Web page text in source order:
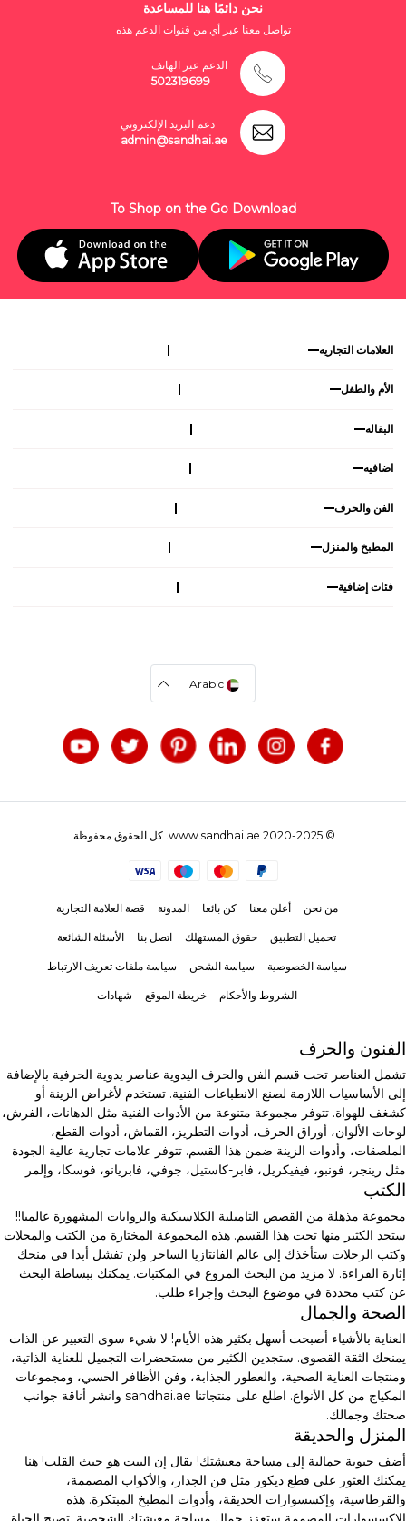
نحن دائمًا هنا للمساعدة
تواصل معنا عبر أي من قنوات الدعم هذه
الدعم عبر الهاتف
502319699
دعم البريد الإلكتروني
admin@sandhai.ae
To Shop on the Go Download
العلامات التجاريه
الأم والطفل
البقاله
اضافيه
الفن والحرف
المطبخ والمنزل
فئات إضافية
Arabic
© 2020-2025 www.sandhai.ae. كل الحقوق محفوظة.
من نحن أعلن معنا كن بائعا المدونة قصة العلامة التجارية
تحميل التطبيق حقوق المستهلك اتصل بنا الأسئلة الشائعة
سياسة الخصوصية سياسة الشحن سياسة ملفات تعريف الارتباط
الشروط والأحكام خريطة الموقع شهادات
الفنون والحرف
تشمل العناصر تحت قسم الفن والحرف اليدوية عناصر يدوية الحرفية بالإضافة
إلى الأساسيات اللازمة لصنع الانطباعات الفنية. تستخدم لأغراض الزينة أو
كشغف للهواة. تتوفر مجموعة متنوعة من الأدوات الفنية مثل الدهانات، الفرش،
لوحات الألوان، أوراق الحرف، أدوات التطريز، القماش، أدوات القطع،
الملصقات، وأدوات الزينة ضمن هذا القسم. تتوفر علامات تجارية عالية الجودة
مثل رينجر، فونبو، فيفيكريل، فابر-كاستيل، جوفي، فابريانو، فوسكا، وإلمر.
الكتب
مجموعة مذهلة من القصص التاميلية الكلاسيكية والروايات المشهورة عالميا!!
ستجد الكثير منها تحت هذا القسم. هذه المجموعة المختارة من الكتب والمجلات
وكتب الرحلات ستأخذك إلى عالم الفانتازيا الساحر ولن تفشل أبدا في منحك
إثارة القراءة. لا مزيد من البحث المروع في المكتبات. يمكنك ببساطة البحث
عن كتب محددة في موضوع البحث وإجراء طلب.
الصحة والجمال
العناية بالأشياء أصبحت أسهل بكثير هذه الأيام! لا شيء سوى التعبير عن الذات
يمنحك الثقة القصوى. ستجدين الكثير من مستحضرات التجميل للعناية الذاتية،
ومنتجات العناية الصحية، والعطور الجذابة، وفن الأظافر الحسي، ومجموعات
المكياج من كل الأنواع. اطلع على منتجاتنا sandhai.ae وانشر أناقة جوانب
صحتك وجمالك.
المنزل والحديقة
أضف حيوية جمالية إلى مساحة معيشتك! يقال إن البيت هو حيث القلب! هنا
يمكنك العثور على قطع ديكور مثل فن الجدار، والأكواب المصممة،
والقرطاسية، وإكسسوارات الحديقة، وأدوات المطبخ المبتكرة. هذه